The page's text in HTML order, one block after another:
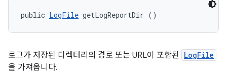
public LogFile getLogReportDir ()
로그가 저장된 디렉터리의 경로 또는 URL이 포함된 LogFile
을 가져옵니다.